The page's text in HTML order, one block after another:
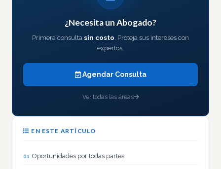
¿Necesita un Abogado?
Primera consulta sin costo. Proteja sus intereses con
expertos.
Agendar Consulta
Ver todas las áreas
EN ESTE ARTÍCULO
Oportunidades por todas partes